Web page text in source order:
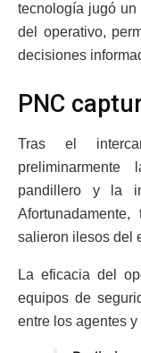
tecnología jugó un
del operativo,
decisiones
PNC
Tras el
pandillero y la
salieron ilesos del
La eficacia del
equipos de
entre los agentes y